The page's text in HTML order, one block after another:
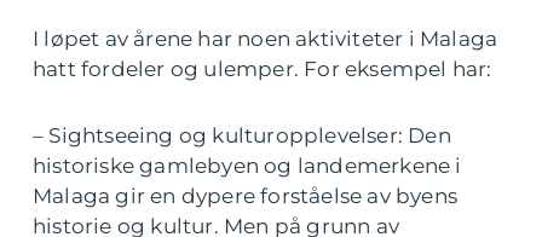
I løpet av årene har noen aktiviteter i Malaga
hatt fordeler og ulemper. For eksempel har:
– Sightseeing og kulturopplevelser: Den
historiske gamlebyen og landemerkene i
Malaga gir en dypere forståelse av byens
historie og kultur. Men på grunn av